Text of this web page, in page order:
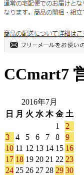
CCmart7
2016年7月
日
月 火 水 木 金 土
1
2
3
4 5 6 7 8
9
10 11 12 13 14 15 16
17 18 19 20 21 22 23
24 25 26 27 28 29 30